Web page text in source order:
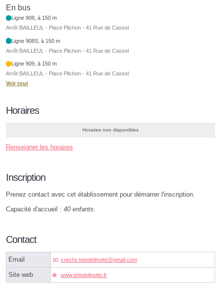
En bus
Ligne 908, à 150 m
Arrêt BAILLEUL - Place Plichon - 41 Rue de Cassel
Ligne 908S, à 150 m
Arrêt BAILLEUL - Place Plichon - 41 Rue de Cassel
Ligne 909, à 150 m
Arrêt BAILLEUL - Place Plichon - 41 Rue de Cassel
Voir tout
Horaires
Horaires non disponibles
Renseigner les horaires
Inscription
Prenez contact avec cet établissement pour démarrer l'inscription.
Capacité d'accueil : 40 enfants.
Contact
Email creche.tetedelinotteⓐgmail.com
Site web www.tetedelinotte.fr